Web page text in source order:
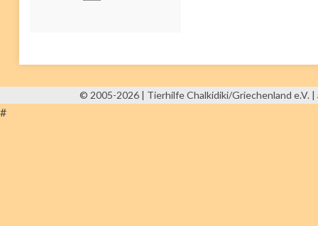
© 2005-2026 | Tierhilfe Chalkidiki/Griechenland e.V.
#